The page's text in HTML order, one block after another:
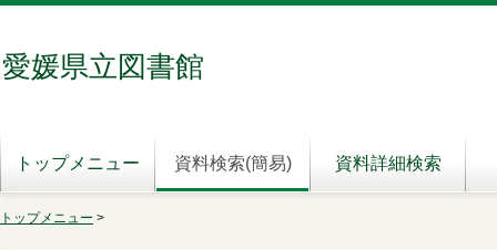
愛媛県立図書館
トップメニュー 資料検索(簡易) 資料詳細検索
トップメニュー >